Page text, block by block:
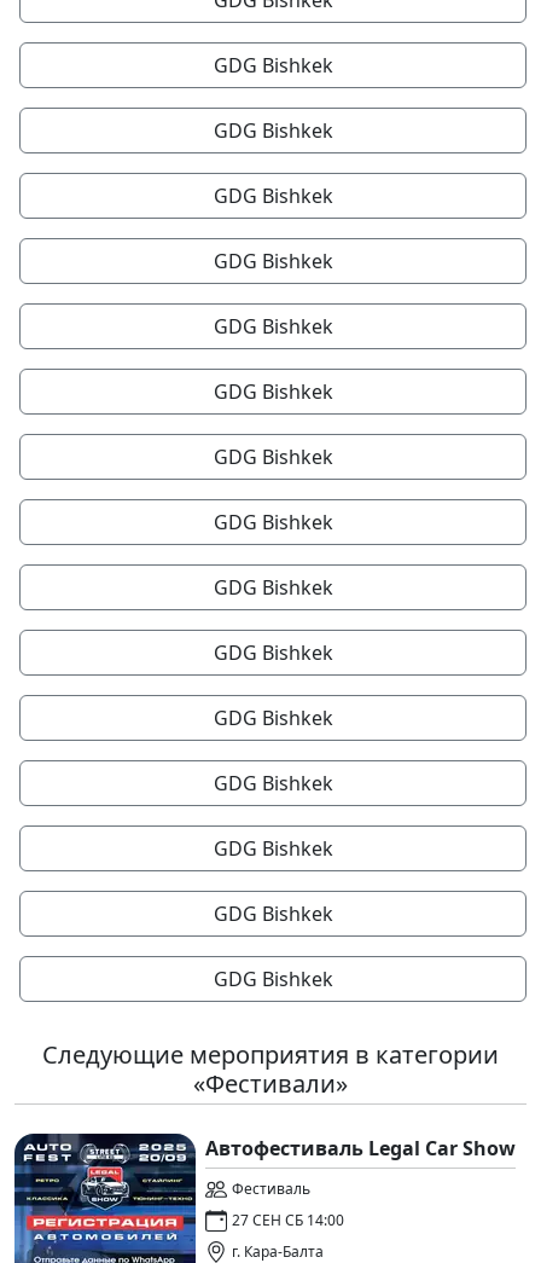
GDG Bishkek
GDG Bishkek
GDG Bishkek
GDG Bishkek
GDG Bishkek
GDG Bishkek
GDG Bishkek
GDG Bishkek
GDG Bishkek
GDG Bishkek
GDG Bishkek
GDG Bishkek
GDG Bishkek
GDG Bishkek
GDG Bishkek
Следующие мероприятия в категории
«Фестивали»
Автофестиваль Legal Car Show
Фестиваль
27 СЕН СБ 14:00
г. Кара-Балта